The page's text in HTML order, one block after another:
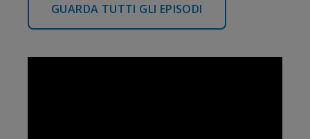
GUARDA TUTTI GLI EPISODI